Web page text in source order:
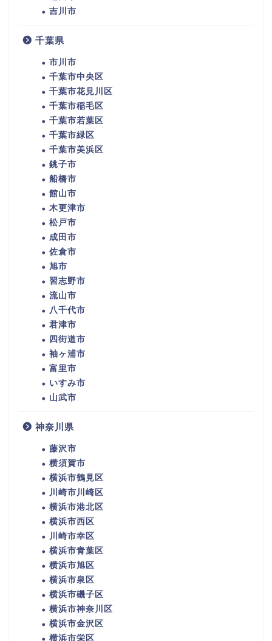
吉川市
千葉県
市川市
千葉市中央区
千葉市花見川区
千葉市稲毛区
千葉市若葉区
千葉市緑区
千葉市美浜区
銚子市
船橋市
館山市
木更津市
松戸市
成田市
佐倉市
旭市
習志野市
流山市
八千代市
君津市
四街道市
袖ヶ浦市
富里市
いすみ市
山武市
神奈川県
藤沢市
横須賀市
横浜市鶴見区
川崎市川崎区
横浜市港北区
横浜市西区
川崎市幸区
横浜市青葉区
横浜市旭区
横浜市泉区
横浜市磯子区
横浜市神奈川区
横浜市金沢区
横浜市栄区